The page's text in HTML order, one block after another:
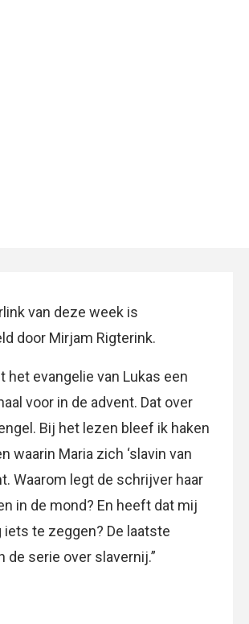
van deze week is
door Mirjam Rigterink.
het evangelie van Lukas een
voor in de advent. Dat over
Bij het lezen bleef ik haken
waarin Maria zich ‘slavin van
Waarom legt de schrijver haar
in de mond? En heeft dat mij
iets te zeggen? De laatste
de serie over slavernij.”